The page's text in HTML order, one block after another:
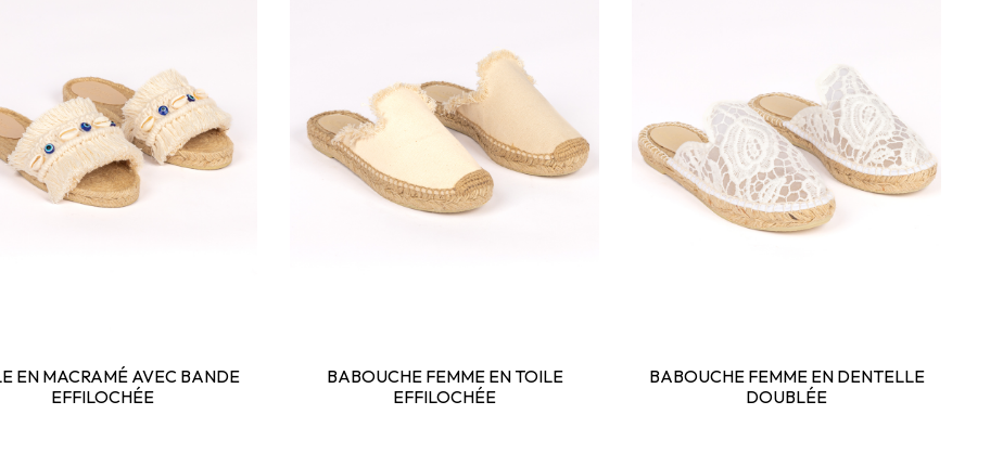
EN MACRAMÉ AVEC BANDE
EFFILOCHÉE
BABOUCHE FEMME EN TOILE
EFFILOCHÉE
BABOUCHE FEMME EN DENTELLE
DOUBLÉE